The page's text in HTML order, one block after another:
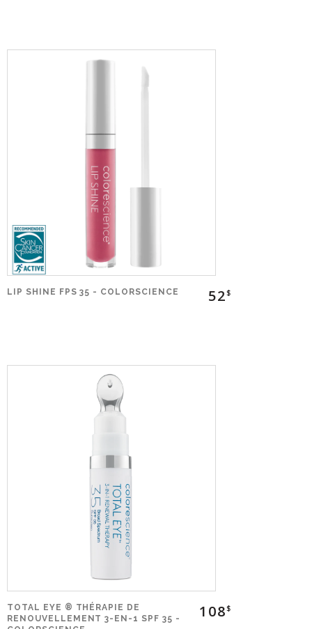
LIP SHINE FPS 35 - COLORSCIENCE 52$
TOTAL EYE ® THÉRAPIE DE
RENOUVELLEMENT 3-EN-1 SPF 35 -
108$